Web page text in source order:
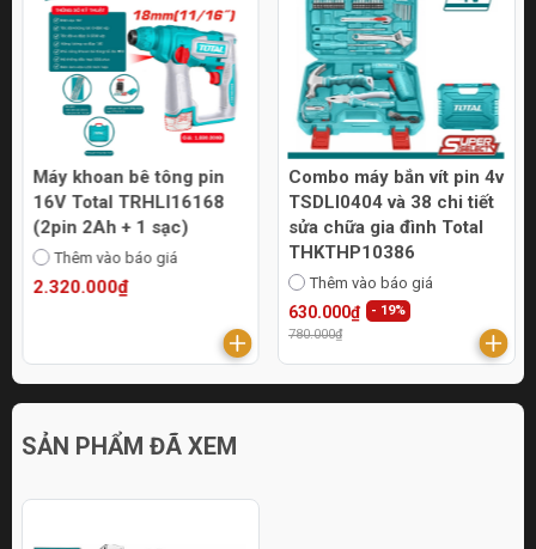
Máy khoan bê tông pin
16V Total TRHLI16168
(2pin 2Ah + 1 sạc)
Thêm vào báo giá
2.320.000₫
Combo máy bắn vít pin 4v
TSDLI0404 và 38 chi tiết
sửa chữa gia đình Total
THKTHP10386
Thêm vào báo giá
630.000₫
780.000₫
- 19%
SẢN PHẨM ĐÃ XEM